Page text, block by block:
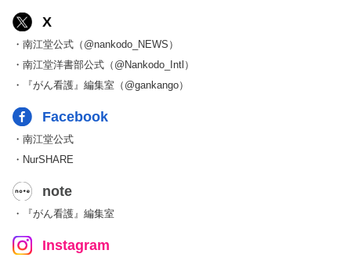
X
・南江堂公式（@nankodo_NEWS）
・南江堂洋書部公式（@Nankodo_Intl）
・『がん看護』編集室（@gankango）
Facebook
・南江堂公式
・NurSHARE
note
・『がん看護』編集室
Instagram